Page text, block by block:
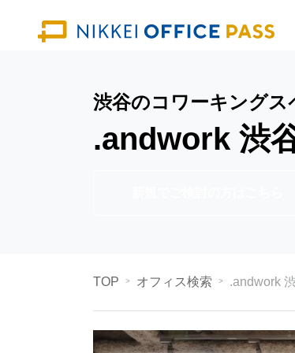
渋谷のコワーキングス
.andwork 渋
TOP オフィス検索 .andwork